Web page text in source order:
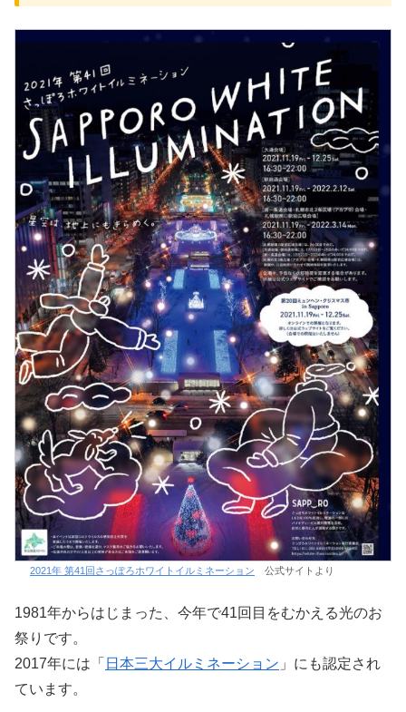
2021年 第41回さっぽろホワイトイルミネーション 公式サイトより
1981年からはじまった、今年で41回目をむかえる光のお
祭りです。
2017年には「 日本三大イルミネーション 」にも認定され
ています。